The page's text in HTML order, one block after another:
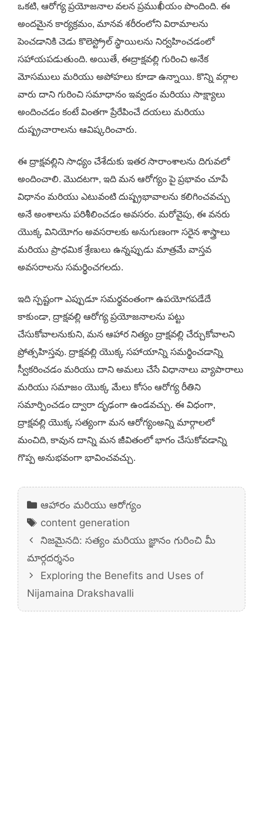
ఒకటి, ఆరోగ్య ప్రయోజనాల వలన ప్రముఖీయం పొందింది. ఈ
అందమైన కార్యక్రమం, మానవ శరీరంలోని విరామాలను
పెంచడానికి చెడు కొలెస్ట్రోల్ స్థాయిలను నిర్వహించడంలో
సహాయపడుతుంది. అయితే, ఈద్రాక్షవల్లి గురించి అనేక
మోసములు మరియు అపోహలు కూడా ఉన్నాయి. కొన్ని వర్గాల
వారు దాని గురించి సమాధానం ఇవ్వడం మరియు సాక్ష్యాలు
అందించడం కంటే వింతగా ప్రేరేపించే దయలు మరియు
దుష్ప్రచారాలను ఆవిష్కరించారు.
ఈ ద్రాక్షవల్లిని సాధ్యం చేశేదుకు ఇతర సారాంశాలను దిగువలో
అందించాలి. మొదటగా, ఇది మన ఆరోగ్యం పై ప్రభావం చూపే
విధానం మరియు ఎటువంటి దుష్ప్రభావాలను కలిగించవచ్చు
అనే అంశాలను పరిశీలించడం అవసరం. మరోవైపు, ఈ వనరు
యొక్క వినియోగం అవసరాలకు అనుగుణంగా సరైన శాస్త్రాలు
మరియు ప్రాధమిక శ్రేణులు ఉన్నప్పుడు మాత్రమే వాస్తవ
అవసరాలను సమర్థించగలదు.
ఇది స్పష్టంగా ఎప్పుడూ సమర్థవంతంగా ఉపయోగపడేదే
కాకుండా, ద్రాక్షవల్లి ఆరోగ్య ప్రయోజనాలను పట్టు
చేసుకోవాలనుకుని, మన ఆహార నిత్యం ద్రాక్షవల్లి చేర్చుకోవాలని
ప్రోత్సహిస్తవు. ద్రాక్షవల్లి యొక్క సహాయాన్ని సమర్థించడాన్ని
స్వీకరించడం మరియు దాని అమలు చేసే విధానాలు వ్యాపారాలు
మరియు సమాజం యొక్క మేలు కోసం ఆరోగ్య రీతిని
సమార్పించడం ద్వారా దృఢంగా ఉండవచ్చు. ఈ విధంగా,
ద్రాక్షవల్లి యొక్క సత్యంగా మన ఆరోగ్యంఅన్ని మార్గాలలో
మంచిది, కావున దాన్ని మన జీవితంలో భాగం చేసుకోవడాన్ని
గొప్ప అనుభవంగా భావించవచ్చు.
Categories
ఆహారం మరియు ఆరోగ్యం
Tags
content generation
నిజమైనది: సత్యం మరియు జ్ఞానం గురించి మీ
మార్గదర్శనం
Exploring the Benefits and Uses of
Nijamaina Drakshavalli